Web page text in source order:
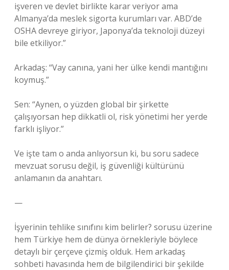
işveren ve devlet birlikte karar veriyor ama
Almanya’da meslek sigorta kurumları var. ABD’de
OSHA devreye giriyor, Japonya’da teknoloji düzeyi
bile etkiliyor.”
Arkadaş: “Vay canına, yani her ülke kendi mantığını
koymuş.”
Sen: “Aynen, o yüzden global bir şirkette
çalışıyorsan hep dikkatli ol, risk yönetimi her yerde
farklı işliyor.”
Ve işte tam o anda anlıyorsun ki, bu soru sadece
mevzuat sorusu değil, iş güvenliği kültürünü
anlamanın da anahtarı.
—
İşyerinin tehlike sınıfını kim belirler? sorusu üzerine
hem Türkiye hem de dünya örnekleriyle böylece
detaylı bir çerçeve çizmiş olduk. Hem arkadaş
sohbeti havasında hem de bilgilendirici bir şekilde